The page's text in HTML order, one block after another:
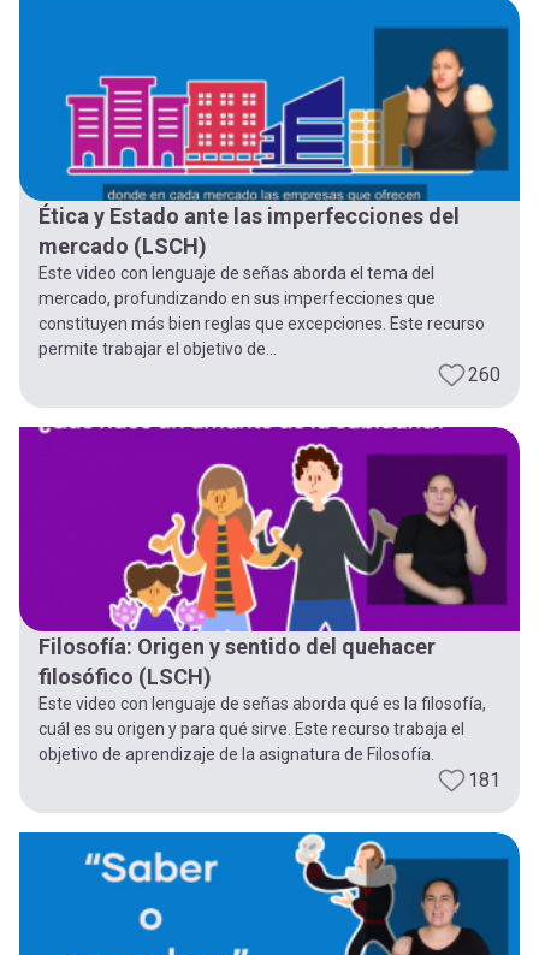
Ética y Estado ante las imperfecciones del
mercado (LSCH)
Este video con lenguaje de señas aborda el tema del
mercado, profundizando en sus imperfecciones que
constituyen más bien reglas que excepciones. Este recurso
permite trabajar el objetivo de...
260
Filosofía: Origen y sentido del quehacer
filosófico (LSCH)
Este video con lenguaje de señas aborda qué es la filosofía,
cuál es su origen y para qué sirve. Este recurso trabaja el
objetivo de aprendizaje de la asignatura de Filosofía.
181